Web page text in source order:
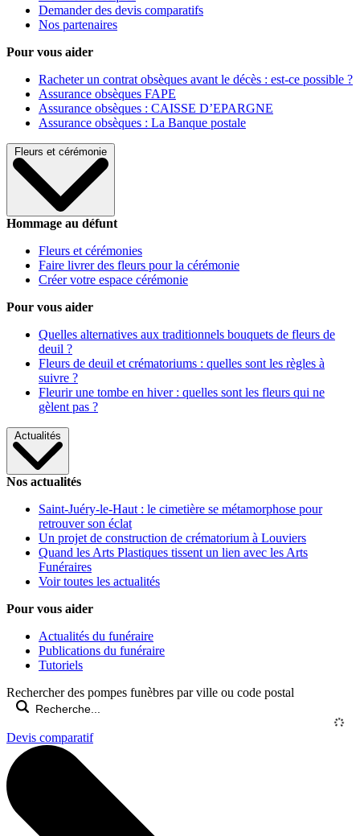
Demander des devis comparatifs
Nos partenaires
Pour vous aider
Racheter un contrat obsèques avant le décès : est-ce possible ?
Assurance obsèques FAPE
Assurance obsèques : CAISSE D’EPARGNE
Assurance obsèques : La Banque postale
Fleurs et cérémonie
Hommage au défunt
Fleurs et cérémonies
Faire livrer des fleurs pour la cérémonie
Créer votre espace cérémonie
Pour vous aider
Quelles alternatives aux traditionnels bouquets de fleurs de
deuil ?
Fleurs de deuil et crématoriums : quelles sont les règles à
suivre ?
Fleurir une tombe en hiver : quelles sont les fleurs qui ne
gèlent pas ?
Actualités
Nos actualités
Saint-Juéry-le-Haut : le cimetière se métamorphose pour
retrouver son éclat
Un projet de construction de crématorium à Louviers
Quand les Arts Plastiques tissent un lien avec les Arts
Funéraires
Voir toutes les actualités
Pour vous aider
Actualités du funéraire
Publications du funéraire
Tutoriels
Rechercher des pompes funèbres par ville ou code postal
Devis comparatif